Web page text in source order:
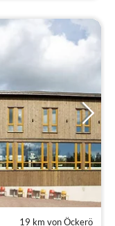
19 km von Öckerö